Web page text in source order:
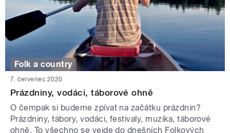
Folk a country
7. červenec 2020
Prázdniny, vodáci, táborové ohně
O čempak si budeme zpívat na začátku prázdnin?
Prázdniny, tábory, vodáci, festivaly, muzika, táborové
ohně. To všechno se vejde do dnešních Folkových